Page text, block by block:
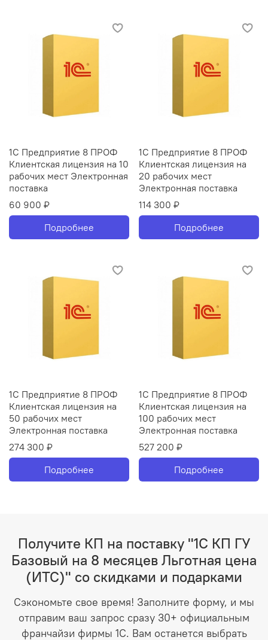
1С Предприятие 8 ПРОФ
Клиентская лицензия на 10
рабочих мест Электронная
поставка
60 900 ₽
Подробнее
1С Предприятие 8 ПРОФ
Клиентская лицензия на
20 рабочих мест
Электронная поставка
114 300 ₽
Подробнее
1С Предприятие 8 ПРОФ
Клиентская лицензия на
50 рабочих мест
Электронная поставка
274 300 ₽
Подробнее
1С Предприятие 8 ПРОФ
Клиентская лицензия на
100 рабочих мест
Электронная поставка
527 200 ₽
Подробнее
Получите КП на поставку "1С КП ГУ
Базовый на 8 месяцев Льготная цена
(ИТС)" со скидками и подарками
Сэкономьте свое время! Заполните форму, и мы
отправим ваш запрос сразу 30+ официальным
франчайзи фирмы 1С. Вам останется выбрать